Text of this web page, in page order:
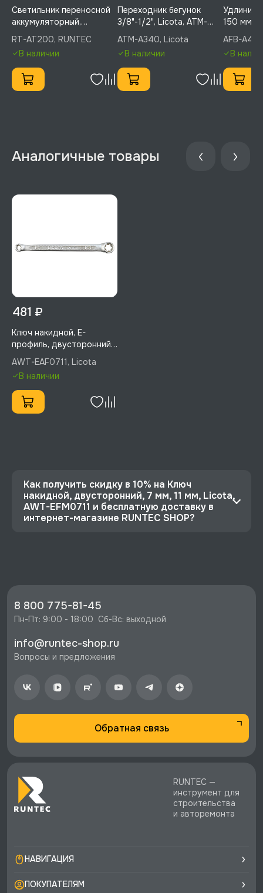
Светильник переносной
аккумуляторный,
RUNTEC, RT-AT200
RT-AT200, RUNTEC
В наличии
Переходник бегунок
3/8"-1/2", Licota, ATM-
A340
ATM-A340, Licota
В наличии
150 мм,
AFB-
В
481 ₽
Ключ накидной, E-
профиль, двусторонний,
E7, E11, Licota, AWT-
EAF0711
AWT-EAF0711, Licota
В наличии
Как получить скидку в 10% на Ключ
накидной, двусторонний, 7 мм, 11 мм, Licota,
AWT-EFM0711 и бесплатную доставку в
интернет-магазине RUNTEC SHOP?
⚡️ Бесплатная доставка в Москве, Санкт-
Петербурге и по РФ, если она меньше 10%
♥️ Наличие товаров, Программа лояльности,
8 800 775-81-45
Пн-Пт: 9:00 - 18:00  Сб-Вс: выходной
info@runtec-shop.ru
Вопросы и предложения
Обратная связь
RUNTEC —
инструмент для
строительства
и авторемонта
НАВИГАЦИЯ
ПОКУПАТЕЛЯМ